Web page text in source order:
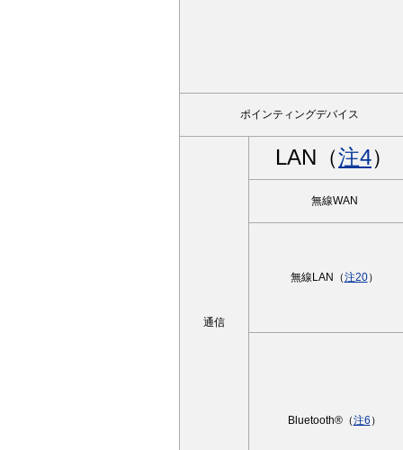
ポインティングデバイス
通信
LAN（注4）
無線WAN
無線LAN（注20）
Bluetooth®（注6 ）